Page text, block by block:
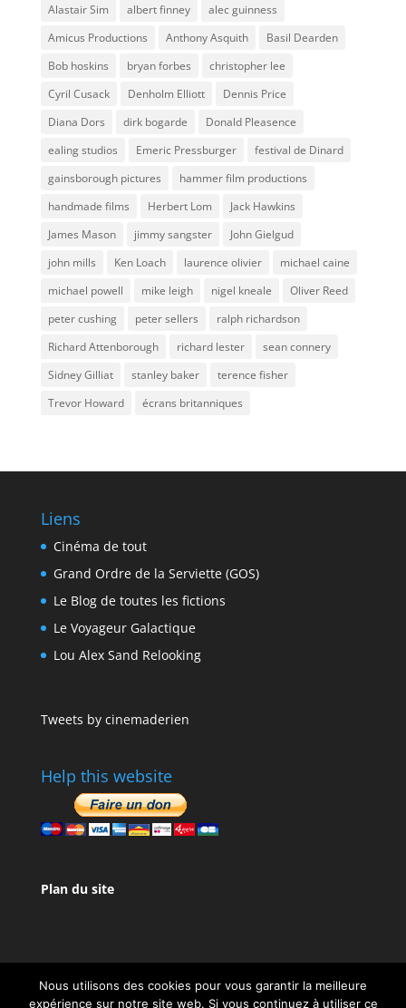
Alastair Sim albert finney
alec guinness
Amicus Productions
Anthony Asquith
Basil Dearden
Bob hoskins
bryan forbes
christopher lee
Cyril Cusack
Denholm Elliott
Dennis Price
Diana Dors
dirk bogarde
Donald Pleasence
ealing studios
Emeric Pressburger
festival de Dinard
gainsborough pictures
hammer film productions
handmade films
Herbert Lom
Jack Hawkins
James Mason
jimmy sangster
John Gielgud
john mills
Ken Loach laurence olivier
michael caine
michael powell
mike leigh nigel kneale
Oliver Reed
peter cushing
peter sellers
ralph richardson
Richard Attenborough
richard lester
sean connery
Sidney Gilliat
stanley baker
terence fisher
Trevor Howard
écrans britanniques
Liens
Cinéma de tout
Grand Ordre de la Serviette (GOS)
Le Blog de toutes les fictions
Le Voyageur Galactique
Lou Alex Sand Relooking
Tweets by cinemaderien
Help this website
Plan du site
Nous utilisons des cookies pour vous garantir la meilleure
expérience sur notre site web. Si vous continuez à utiliser ce